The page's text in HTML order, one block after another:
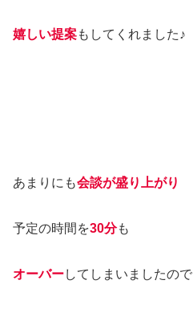
嬉しい提案もしてくれました♪
あまりにも会談が盛り上がり
予定の時間を30分も
オーバーしてしまいましたので